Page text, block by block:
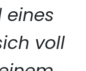
eines
voll